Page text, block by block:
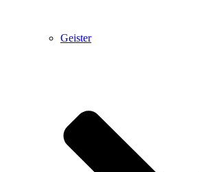
Geister